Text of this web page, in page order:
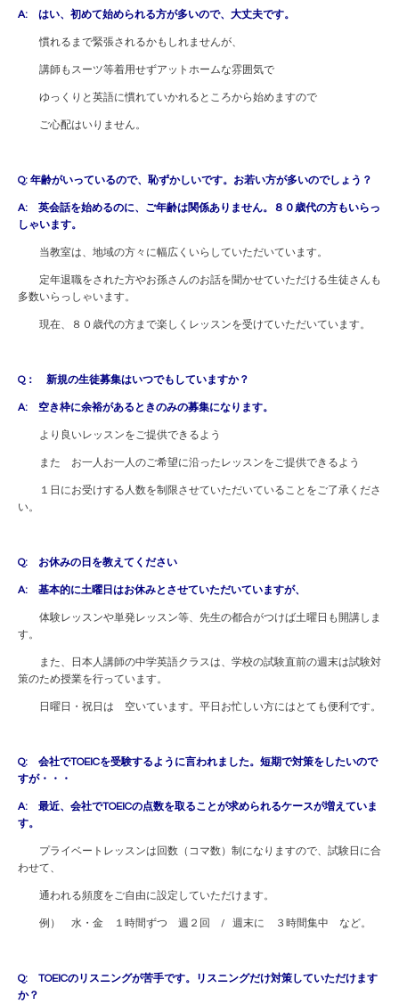
A: はい、初めて始められる方が多いので、大丈夫です。
慣れるまで緊張されるかもしれませんが、
講師もスーツ等着用せずアットホームな雰囲気で
ゆっくりと英語に慣れていかれるところから始めますので
ご心配はいりません。
Q: 年齢がいっているので、恥ずかしいです。お若い方が多いのでしょう？
A: 英会話を始めるのに、ご年齢は関係ありません。８０歳代の方もいらっ
しゃいます。
当教室は、地域の方々に幅広くいらしていただいています。
定年退職をされた方やお孫さんのお話を聞かせていただける生徒さんも
多数いらっしゃいます。
現在、８０歳代の方まで楽しくレッスンを受けていただいています。
Q： 新規の生徒募集はいつでもしていますか？
A: 空き枠に余裕があるときのみの募集になります。
より良いレッスンをご提供できるよう
また お一人お一人のご希望に沿ったレッスンをご提供できるよう
１日にお受けする人数を制限させていただいていることをご了承くださ
い。
Q: お休みの日を教えてください
A: 基本的に土曜日はお休みとさせていただいていますが、
体験レッスンや単発レッスン等、先生の都合がつけば土曜日も開講しま
す。
また、日本人講師の中学英語クラスは、学校の試験直前の週末は試験対
策のため授業を行っています。
日曜日・祝日は 空いています。平日お忙しい方にはとても便利です。
Q: 会社でTOEICを受験するように言われました。短期で対策をしたいので
すが・・・
A: 最近、会社でTOEICの点数を取ることが求められるケースが増えていま
す。
プライベートレッスンは回数（コマ数）制になりますので、試験日に合
わせて、
通われる頻度をご自由に設定していただけます。
例） 水・金 １時間ずつ 週２回 / 週末に ３時間集中 など。
Q: TOEICのリスニングが苦手です。リスニングだけ対策していただけます
か？